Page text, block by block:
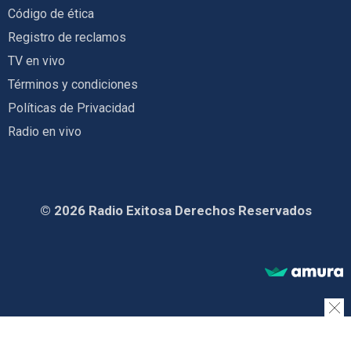
Código de ética
Registro de reclamos
TV en vivo
Términos y condiciones
Políticas de Privacidad
Radio en vivo
© 2026 Radio Exitosa Derechos Reservados